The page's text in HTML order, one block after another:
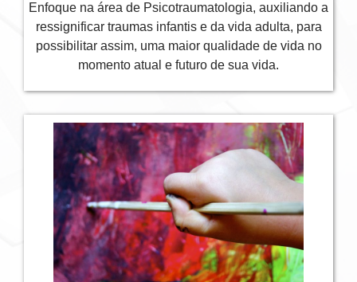
Enfoque na área de Psicotraumatologia, auxiliando a
ressignificar traumas infantis e da vida adulta, para
possibilitar assim, uma maior qualidade de vida no
momento atual e futuro de sua vida.